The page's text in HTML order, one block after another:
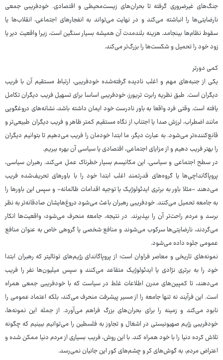
جنگ‌های غیرضروری گرفته تا بحران‌های زیست‌محیطی و اقتصادی. خودفریبی جمعی
نارضایتی‌ها را انباشته می‌کند و در نهایت می‌تواند به انفجارهای اجتماعی، انقلاب‌ها یا
سقوط نظام‌ها بینجامد. هزینه بلندمدت آن همیشه بسیار سنگین است، زیرا واقعیت دیر یا
زود خود را تحمیل و شکست‌ها را بزرگ‌تر می‌کند.
کمی دورتر
یکی از جنبه‌های مهم و اغلب نادیده گرفته‌شده خودفریبی، ارتباط مستقیم آن با فریب
دیگران است. طبق نظریه رابرت تریورز، خودفریبی اساسا برای تسهیل فریب دیگران تکامل
یافته است. وقتی فرد واقعا به باور نادرست خود ایمان داشته باشد، نشانه‌های دروغگویی
مانند اضطراب، لرزش صدا یا اجتناب از نگاه مستقیم کمتر ظاهر و فریب دیگران طبیعی‌تر و
قانع‌کننده‌تر می‌شود. به عبارت دیگر، ما ابتدا خودمان را فریب می‌دهیم تا بتوانیم دیگران
را بهتر فریب دهیم و از مزایای اجتماعی، اقتصادی یا سیاسی آن بهره ببریم.
در سطح اجتماعی و سیاسی، این مکانیسم بسیار خطرناک عمل می‌کند. رهبران سیاسی،
پروپاگانداچی‌ها یا گروه‌های قدرتمند اغلب ابتدا خود را با باورهای تحریف‌شده فریب
می‌دهند -مثلا باور به برتری ایدئولوژیک یا توجیه اقدامات ظالمانه- و سپس این باورها را
به جامعه تحمیل می‌کنند. خودفریبی رهبران باعث می‌شود دروغ‌هایشان صادقانه‌تر به نظر
برسد و مردم راحت‌تر آن را بپذیرند. در نتیجه، جامعه منحرف می‌شود: واقعیت‌ها انکار
می‌گردند، نارضایتی‌ها سرکوب می‌شوند و منافع شخصی یا گروهی خاص به عنوان منافع
عمومی جلوه داده می‌شود.
نمونه‌های تاریخی و معاصر فراوان است؛ از پروپاگاندای رژیم‌های توتالیتر که رهبران ابتدا
خود را به برتری نژادی یا ایدئولوژیک متقاعد می‌کنند و سپس میلیون‌ها نفر را فریب
می‌دهند، تا کمپین‌های مدرن اطلاعات غلط در سیاست که با خودفریبی جمعی همراه
است. این فرآیند نه تنها جامعه را از مسیر پیشرفت منحرف می‌کند، بلکه اعتماد عمومی را
نابود می‌کند و زمینه را برای بحران‌های بزرگ فراهم می‌آورد. از جمله این نمونه‌ها،
خودفریبی رژیم صهیونیستی در اشغال و تجاوز به فلسطین را می‌توانیم ببینیم که چگونه
تلاش کرده دنیا را با خود همراه کند. با این روش، فریب بسیاری از مردم دنیا ممکن شده و
اعتراض مردم، به گوش‌های کر و چشم‌های کور این جانیان نمی‌رسد.